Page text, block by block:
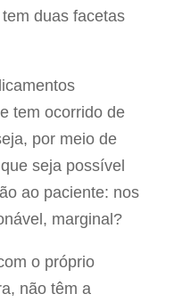
duas facetas
tem ocorrido de
por meio de
seja possível
ao paciente: nos
marginal?
o próprio
não têm a